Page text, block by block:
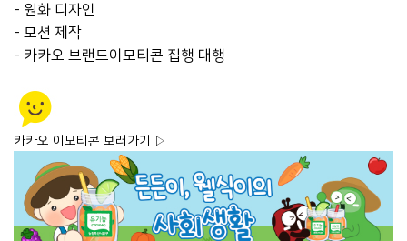
- 원화 디자인
- 모션 제작
- 카카오 브랜드이모티콘 집행 대행
카카오 이모티콘 보러가기 ▷